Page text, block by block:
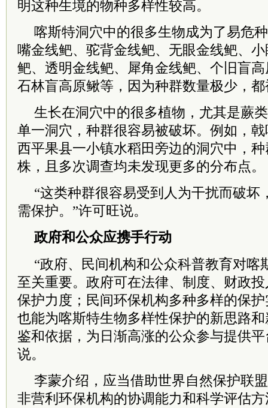
明这种生境的物种多样性较高。
喀斯特洞穴中的很多生物成为了易危
嘴金线鲃、驼背金线鲃、无眼金线鲃、
鲃、透明金线鲃、犀角金线鲃、个旧盲
石林盲高原鳅等，因为种群数量极少，
生长在洞穴中的很多植物，尤其是蕨
单一洞穴，种群很容易被破坏。例如，
西平果县一小镇水稻田旁边的洞穴中，
株，且多次调查均未发现更多的分布点。
“这类种群很容易受到人为干扰而破坏
需保护。”许可旺说。
政府和公众应携手行动
“政府、民间机构和公众科普教育对喀
至关重要。政府可在法律、制度、财政
保护力度；民间环保机构多种多样的保
也能为喀斯特生物多样性保护的新思路
鉴和依据，为日渐高涨的公众参与提供
说。
李蒙介绍，应当借助世界自然保护联
非营利环保机构的协调能力和科学评估